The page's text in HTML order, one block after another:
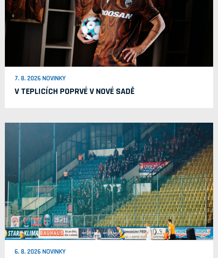
7. 8. 2026 NOVINKY
V TEPLICÍCH POPRVÉ V NOVÉ SADĚ
6. 8. 2026 NOVINKY